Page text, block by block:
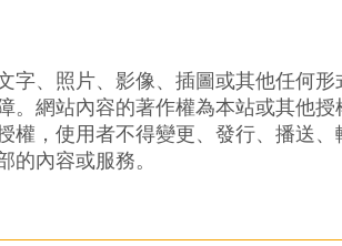
字、照片、影像、插圖或其他任何
。網站內容的著作權為本站或其他
權，使用者不得變更、發行、播送
的內容或服務。